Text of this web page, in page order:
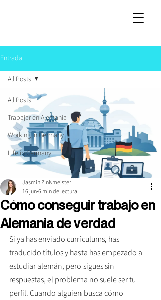
Entrada
All Posts
Trabajar en Alemania
Working in Germany
Life in Germany
All Posts
Cómo conseguir trabajo en
Alemania de verdad
Jasmin Zinßmeister
16 jun6 min de lectura
Si ya has enviado currículums, has
traducido títulos y hasta has empezado a
estudiar alemán, pero sigues sin
respuestas, el problema no suele ser tu
perfil. Cuando alguien busca cómo